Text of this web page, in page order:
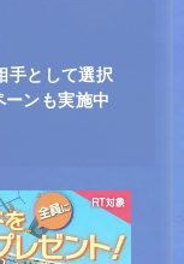
手として選択
ンも実施中